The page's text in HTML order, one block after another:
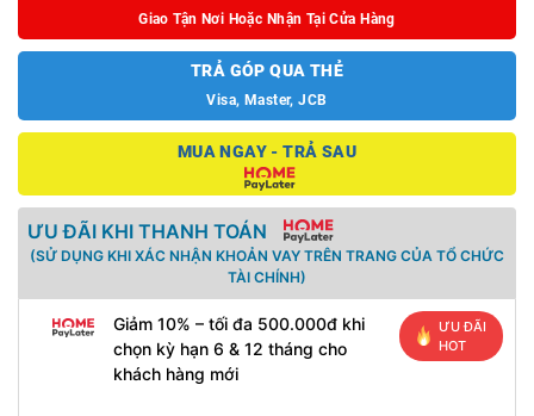
Giao Tận Nơi Hoặc Nhận Tại Cửa Hàng
TRẢ GÓP QUA THẺ
Visa, Master, JCB
MUA NGAY - TRẢ SAU
ƯU ĐÃI KHI THANH TOÁN
(SỬ DỤNG KHI XÁC NHẬN KHOẢN VAY TRÊN TRANG CỦA TỔ CHỨC
TÀI CHÍNH)
Giảm 10% – tối đa 500.000đ khi
chọn kỳ hạn 6 & 12 tháng cho
khách hàng mới
ƯU ĐÃI
HOT